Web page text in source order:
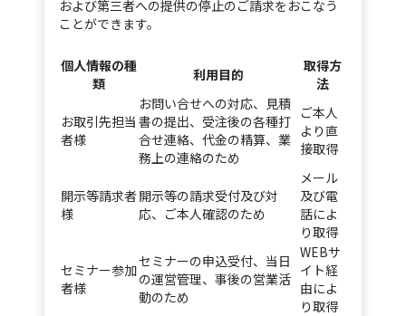
および第三者への提供の停止のご請求をおこなう
ことができます。
個人情報の種
類
利用目的
取得方
法
お取引先担当
者様
お問い合せへの対応、見積
書の提出、受注後の各種打
合せ連絡、代金の精算、業
務上の連絡のため
ご本人
より直
接取得
開示等請求者
様
開示等の請求受付及び対
応、ご本人確認のため
メール
及び電
話によ
り取得
セミナー参加
者様
セミナーの申込受付、当日
の運営管理、事後の営業活
動のため
WEBサ
イト経
由によ
り取得